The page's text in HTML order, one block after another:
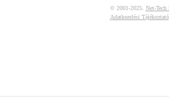
© 2001-2025. Net-Tech
Adatkezelési Tájékoztató